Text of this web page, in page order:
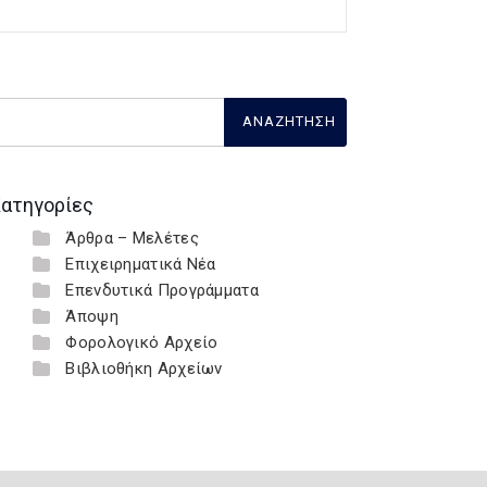
Άρθρα – Μελέτες
Επιχειρηματικά Νέα
Επενδυτικά Προγράμματα
Άποψη
Φορολογικό Αρχείο
Βιβλιοθήκη Αρχείων